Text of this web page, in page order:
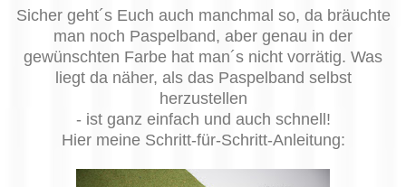
Sicher geht´s Euch auch manchmal so, da bräuchte
man noch Paspelband, aber genau in der
gewünschten Farbe hat man´s nicht vorrätig. Was
liegt da näher, als das Paspelband selbst
herzustellen
- ist ganz einfach und auch schnell!
Hier meine Schritt-für-Schritt-Anleitung: